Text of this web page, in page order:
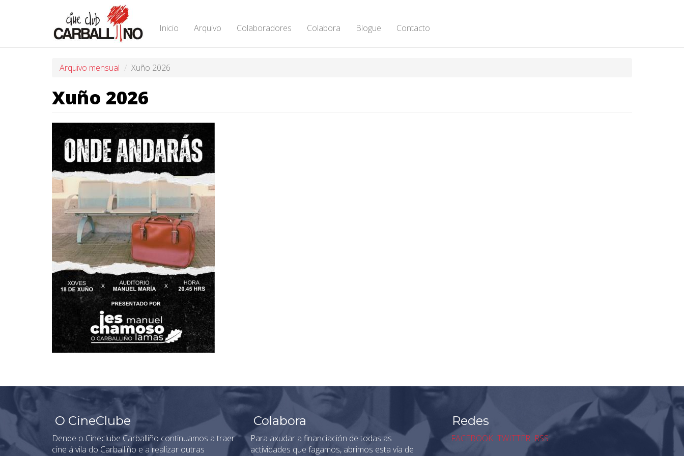
Inicio Arquivo Colaboradores Colabora Blogue Contacto
Arquivo mensual Xuño 2026
Xuño 2026
O CineClube
Dende o Cineclube Carballiño continuamos a traer
cine á vila do Carballiño e a realizar outras
Colabora
Para axudar a financiación de todas as
actividades que fagamos, abrimos esta vía de
Redes
FACEBOOK TWITTER RSS